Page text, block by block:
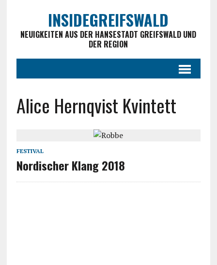
INSIDEGREIFSWALD
NEUIGKEITEN AUS DER HANSESTADT GREIFSWALD UND
DER REGION
Alice Hernqvist Kvintett
FESTIVAL
Nordischer Klang 2018